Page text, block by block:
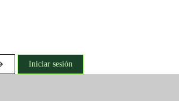
Iniciar sesión